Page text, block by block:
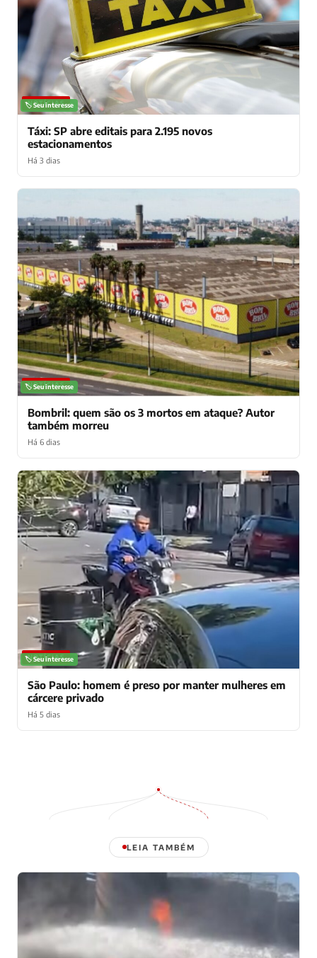
NOTÍCIAS
🏷️ Seu interesse
Táxi: SP abre editais para 2.195 novos
estacionamentos
Há 3 dias
NOTÍCIAS
🏷️ Seu interesse
Bombril: quem são os 3 mortos em ataque? Autor
também morreu
Há 6 dias
NOTÍCIAS
🏷️ Seu interesse
São Paulo: homem é preso por manter mulheres em
cárcere privado
Há 5 dias
LEIA TAMBÉM